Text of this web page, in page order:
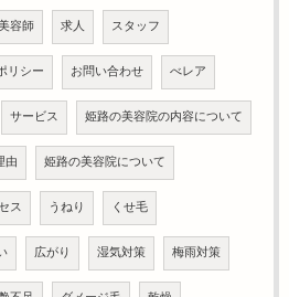
容師 求人 スタッフ
リシー お問い合わせ べレア
サービス 姫路の美容院の内容について
由 姫路の美容院について
ス うねり くせ毛
広がり 湿気対策 梅雨対策